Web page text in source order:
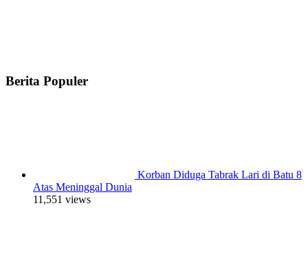
Berita Populer
Korban Diduga Tabrak Lari di Batu 8
Atas Meninggal Dunia
11,551 views